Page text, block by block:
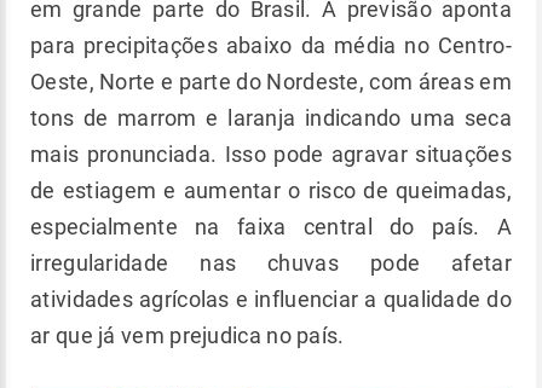
em grande parte do Brasil. A previsão aponta
para precipitações abaixo da média no Centro-
Oeste, Norte e parte do Nordeste, com áreas em
tons de marrom e laranja indicando uma seca
mais pronunciada. Isso pode agravar situações
de estiagem e aumentar o risco de queimadas,
especialmente na faixa central do país. A
irregularidade nas chuvas pode afetar
atividades agrícolas e influenciar a qualidade do
ar que já vem prejudica no país.